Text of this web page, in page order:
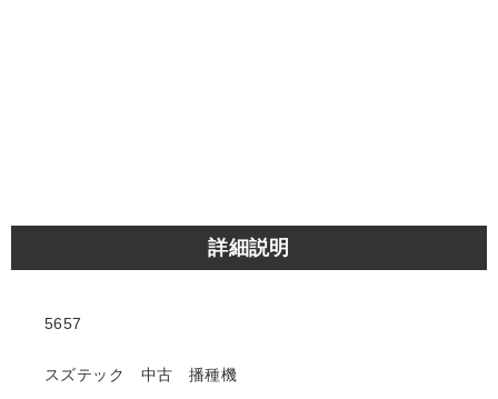
詳細説明
5657
スズテック 中古 播種機